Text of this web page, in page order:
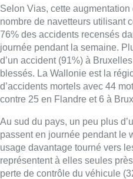
Selon Vias, cette augmentation
nombre de navetteurs utilisant
76% des accidents recensés
journée pendant la semaine.
d’un accident (91%) à
blessés. La Wallonie est la
d’accidents mortels avec 44
contre 25 en Flandre et 6 à
Au sud du pays, un peu plus
passent en journée pendant le
usage davantage tourné vers
représentent à elles seules
perte de contrôle du véhicule